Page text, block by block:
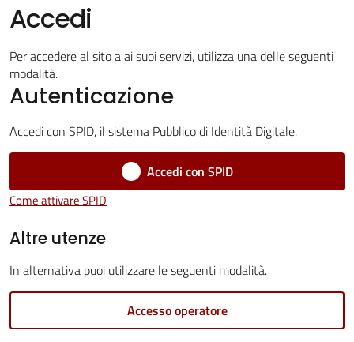
Servizi
Vivere
Menu selezionato
gli
Seguici
Accedi
Per accedere al sito a ai suoi servizi, utilizza una delle seguenti
modalità.
Autenticazione
Accedi con SPID, il sistema Pubblico di Identità Digitale.
Accedi con SPID
Come attivare SPID
Altre utenze
In alternativa puoi utilizzare le seguenti modalità.
Accesso operatore